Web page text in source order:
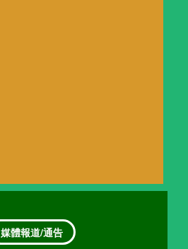
媒體報道/通告